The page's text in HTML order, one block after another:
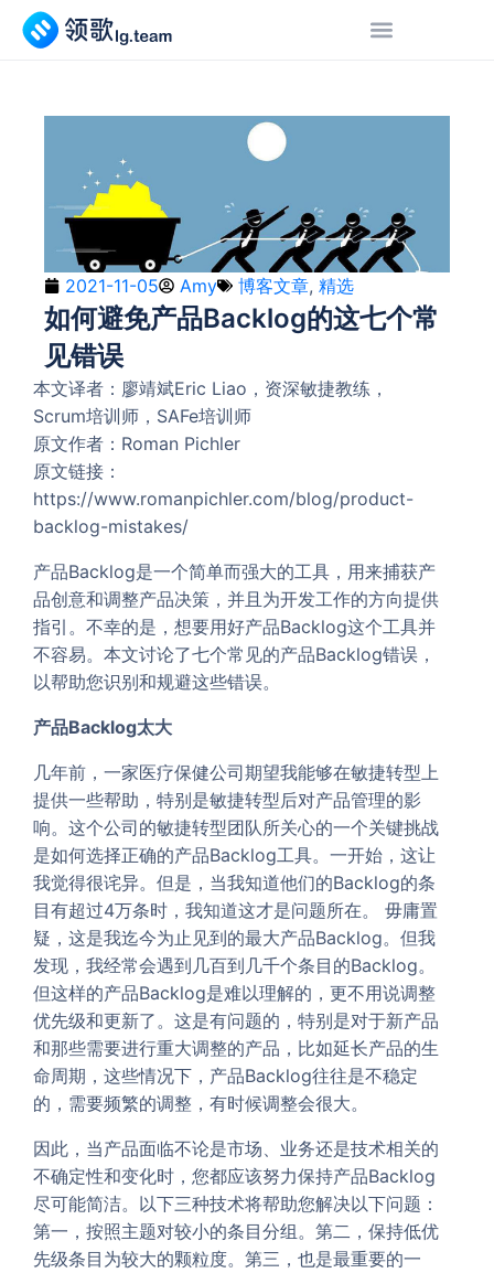
2021-11-05 Amy 博客文章, 精选
如何避免产品Backlog的这七个常
见错误
本文译者：廖靖斌Eric Liao，资深敏捷教练，
Scrum培训师，SAFe培训师
原文作者：Roman Pichler
原文链接：
https://www.romanpichler.com/blog/product-
backlog-mistakes/
产品Backlog是一个简单而强大的工具，用来捕获产
品创意和调整产品决策，并且为开发工作的方向提供
指引。不幸的是，想要用好产品Backlog这个工具并
不容易。本文讨论了七个常见的产品Backlog错误，
以帮助您识别和规避这些错误。
产品Backlog太大
几年前，一家医疗保健公司期望我能够在敏捷转型上
提供一些帮助，特别是敏捷转型后对产品管理的影
响。这个公司的敏捷转型团队所关心的一个关键挑战
是如何选择正确的产品Backlog工具。一开始，这让
我觉得很诧异。但是，当我知道他们的Backlog的条
目有超过4万条时，我知道这才是问题所在。 毋庸置
疑，这是我迄今为止见到的最大产品Backlog。但我
发现，我经常会遇到几百到几千个条目的Backlog。
但这样的产品Backlog是难以理解的，更不用说调整
优先级和更新了。这是有问题的，特别是对于新产品
和那些需要进行重大调整的产品，比如延长产品的生
命周期，这些情况下，产品Backlog往往是不稳定
的，需要频繁的调整，有时候调整会很大。
因此，当产品面临不论是市场、业务还是技术相关的
不确定性和变化时，您都应该努力保持产品Backlog
尽可能简洁。以下三种技术将帮助您解决以下问题：
第一，按照主题对较小的条目分组。第二，保持低优
先级条目为较大的颗粒度。第三，也是最重要的一